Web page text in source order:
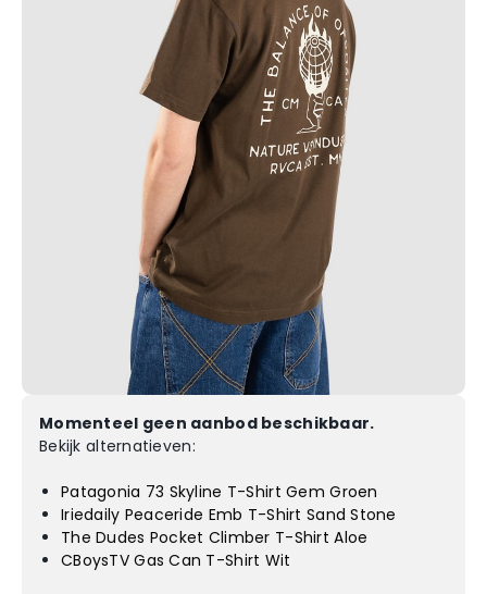
Momenteel geen aanbod beschikbaar.
Bekijk alternatieven:
Patagonia 73 Skyline T-Shirt Gem Groen
Iriedaily Peaceride Emb T-Shirt Sand Stone
The Dudes Pocket Climber T-Shirt Aloe
CBoysTV Gas Can T-Shirt Wit